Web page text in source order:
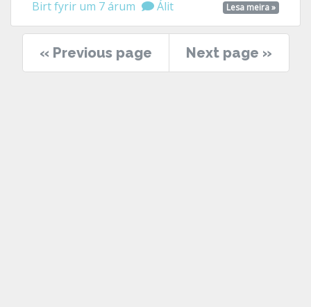
Lesa meira »
Birt fyrir um 7 árum Álit
« Previous page Next page »